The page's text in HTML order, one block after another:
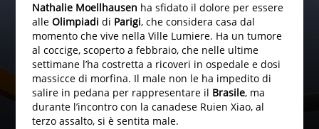
Nathalie Moellhausen ha sfidato il dolore per essere
alle Olimpiadi di Parigi, che considera casa dal
momento che vive nella Ville Lumiere. Ha un tumore
al coccige, scoperto a febbraio, che nelle ultime
settimane l’ha costretta a ricoveri in ospedale e dosi
massicce di morfina. Il male non le ha impedito di
salire in pedana per rappresentare il Brasile, ma
durante l’incontro con la canadese Ruien Xiao, al
terzo assalto, si è sentita male.